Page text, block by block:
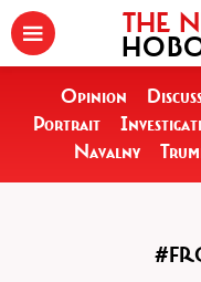
THE
Opinion
Portrait
Navalny